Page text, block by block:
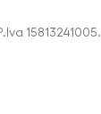
15813241005.